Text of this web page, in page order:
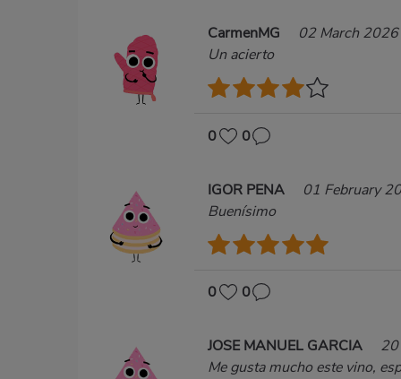
CarmenMG
02 March 2026
Un acierto
0 0
IGOR PENA
01 February
Buenísimo
0 0
JOSE MANUEL GARCIA
Me gusta mucho este vino,